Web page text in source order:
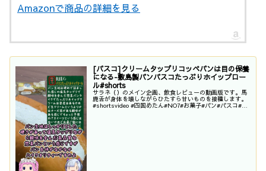
Amazonで商品の詳細を見る
[パスコ]クリームタップリコッペパンは目の保養
になる-敷島製パンパスコたっぷりホイップロー
ル#shorts
サラネ（）のメイン企画、飲食レビューの動画版です。馬
鹿舌が身体を壊しながらひたすら甘いものを接種します。
#shortsvideo #四国めたん#NO7#お菓子#パン#パスコ#シ